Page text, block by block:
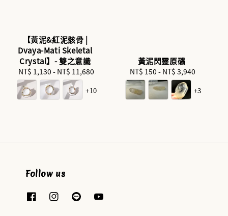
【黃泥&紅泥骸骨 |
Dvaya-Mati Skeletal
Crystal】- 雙之意識
Regular
price
NT$ 1,130 - NT$ 11,680
+10
黃泥閃靈原礦
Regular
price
NT$ 150 - NT$ 3,940
+3
Follow us